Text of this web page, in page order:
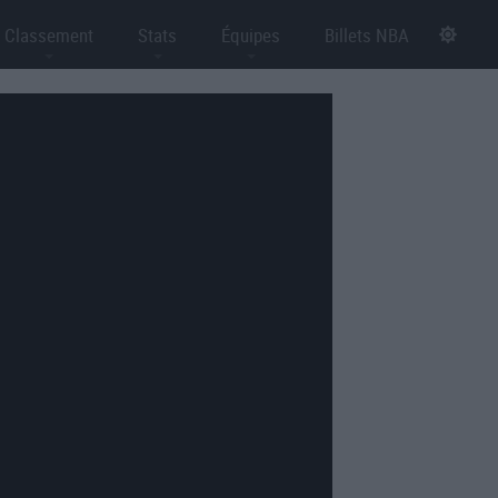
Classement Stats Équipes Billets NBA